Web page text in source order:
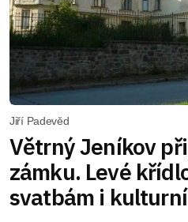
Jiří Padevěd
Větrný Jeníkov
zámku. Levé
svatbám i